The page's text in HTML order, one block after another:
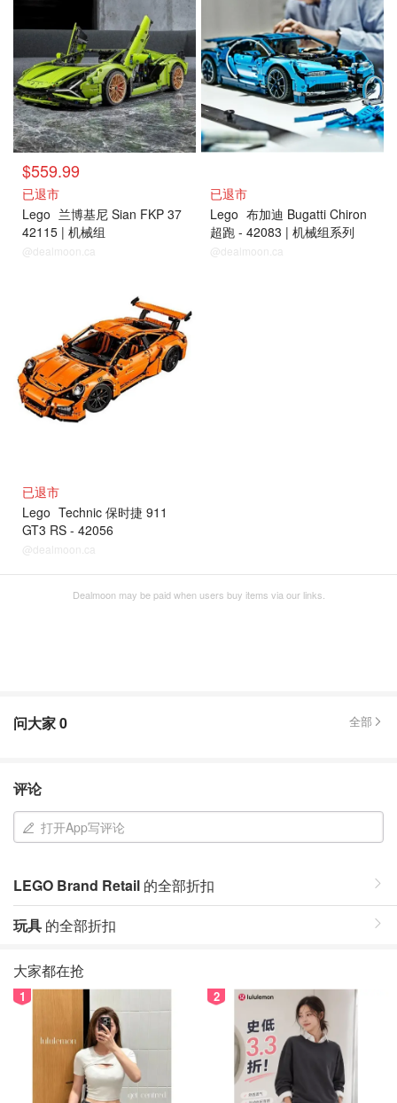
$559.99
已退市
Lego 兰博基尼 Sian FKP 37
42115 | 机械组
@dealmoon.ca
已退市
Lego 布加迪 Bugatti Chiron
超跑 - 42083 | 机械组系列
@dealmoon.ca
已退市
Lego Technic 保时捷 911
GT3 RS - 42056
@dealmoon.ca
Dealmoon may be paid when users buy items via our links.
问大家0 全部
评论
打开App写评论
LEGO Brand Retail 的全部折扣
玩具 的全部折扣
大家都在抢
1 2